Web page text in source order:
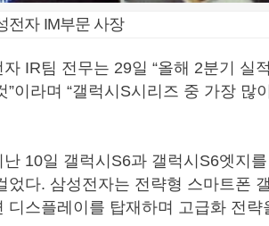
전자 IM부문 사장
IR팀 전무는 29일 “올해 2분기 실
”이라며 “갤럭시S시리즈 중 가장 많
난 10일 갤럭시S6과 갤럭시S6엣지
었다. 삼성전자는 전략형 스마트폰
디스플레이를 탑재하며 고급화 전략